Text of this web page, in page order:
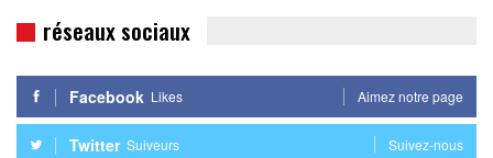
réseaux sociaux
Facebook Likes Aimez notre page
Twitter Suiveurs Suivez-nous